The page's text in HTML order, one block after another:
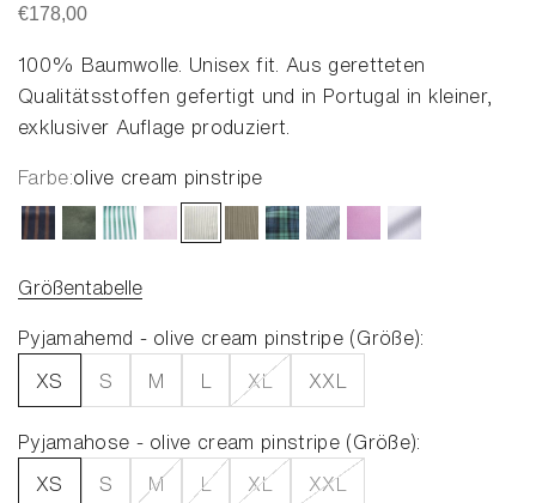
Angebot
€178,00
100% Baumwolle. Unisex fit. Aus geretteten
Qualitätsstoffen gefertigt und in Portugal in kleiner,
exklusiver Auflage produziert.
Farbe:olive cream pinstripe
chocolate night stripe
forest green
gratitude green stripe
rosecloud stripe
olive cream pinstripe
olive pinstripe mix
pine lake check
powder blue stripe
strawberry blush
worthy white
Größentabelle
Pyjamahemd - olive cream pinstripe (Größe):
XS
S M L XL XXL
Pyjamahose - olive cream pinstripe (Größe):
XS
S M L XL XXL